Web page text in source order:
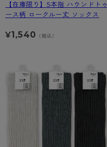
【在庫限り】5本指 ハウンドトゥ
ース柄 ロークルー丈 ソックス
¥1,540 （税込）